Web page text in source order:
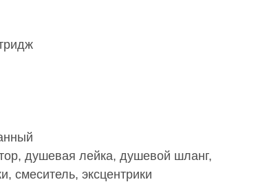
душевая лейка, душевой шланг,
смеситель, эксцентрики